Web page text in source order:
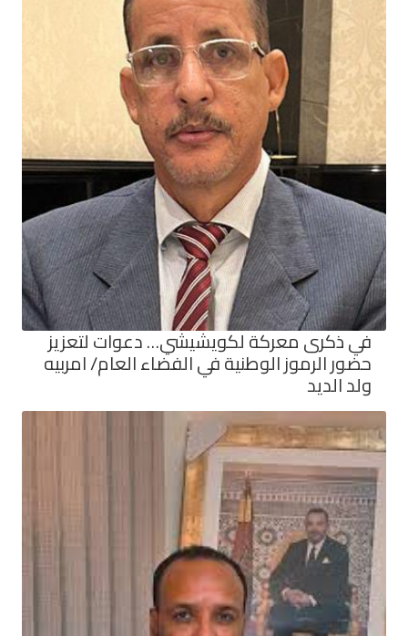
في ذكرى معركة لكويشيشي… دعوات لتعزيز
حضور الرموز الوطنية في الفضاء العام/ امربيه
ولد الديد